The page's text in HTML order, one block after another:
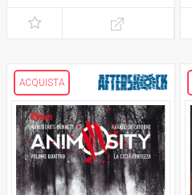
ACQUISTA